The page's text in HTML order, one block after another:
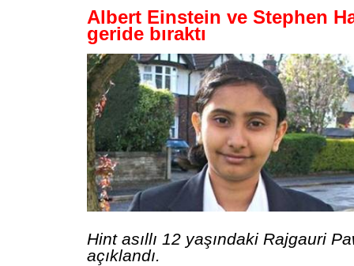
Albert Einstein ve Stephen
geride bıraktı
Hint asıllı 12 yaşındaki Rajgauri
açıklandı.